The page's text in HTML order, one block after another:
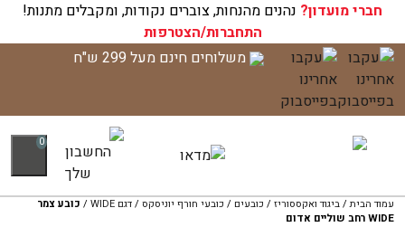
חברי מועדון? נהנים מהנחות, צוברים נקודות, ומקבלים מתנות!
התחברות/הצטרפות
דלג
לתוכן
משלוחים חינם מעל 299 ש"ח
0
עגלת הקניות שלך ריקה כעת!
עמוד הבית/ביגוד ואקססוריז/ כובעים / כובעי חורף יוניסקס/דגם WIDE / כובע צמר
WIDE רחב שוליים אדום